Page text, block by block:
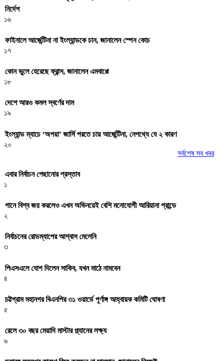
নির্দেশ
১৬
ফাইনালে আর্জেন্টিনা না ইংল্যান্ডকে চান, জানালেন স্পেন কোচ
১৭
কোন ভুলে হেরেছে ফ্রান্স, জানালেন এমবাপ্পে
১৮
দেশে আরও কমল স্বর্ণের দাম
১৯
ইংল্যান্ড ম্যাচে ‘অপয়া’ জার্সি পরতে চায় আর্জেন্টিনা, নেপথ্যে যে ২ কারণ
২০
সর্বশেষ সব খবর
এবার নির্বাচন পেছানোর প্রস্তাব
১
গানে বিশ্ব জয় করলেও এখন অভিনয়েই বেশি মনোযোগী আরিয়ানা গ্রান্ডে
২
নির্বাচনের রোডম্যাপের আশ্বাস মেলেনি
৩
পিএসএলে যোগ দিলেন সাকিব, যখন মাঠে নামবেন
৪
চট্টগ্রাম মহানগর বিএনপির ৩১ ওয়ার্ডে পূর্ণাঙ্গ আহ্বায়ক কমিটি ঘোষণা
৫
রেলে ৩০ বছর মেয়াদি মাস্টার প্ল্যানের লক্ষ্য
৬